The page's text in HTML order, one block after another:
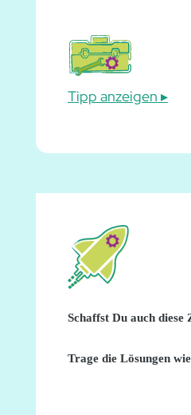
Tipp anzeigen
Schaffst Du auch diese
Trage die Lösungen